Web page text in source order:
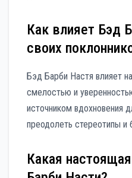
Как влияет Бэд
своих
Бэд Барби Настя влияет
смелостью и
источником вдохновения
преодолеть стереотипы
Какая